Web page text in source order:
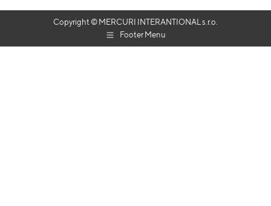
Copyright © MERCURI INTERANTIONAL s.r.o.
Footer Menu